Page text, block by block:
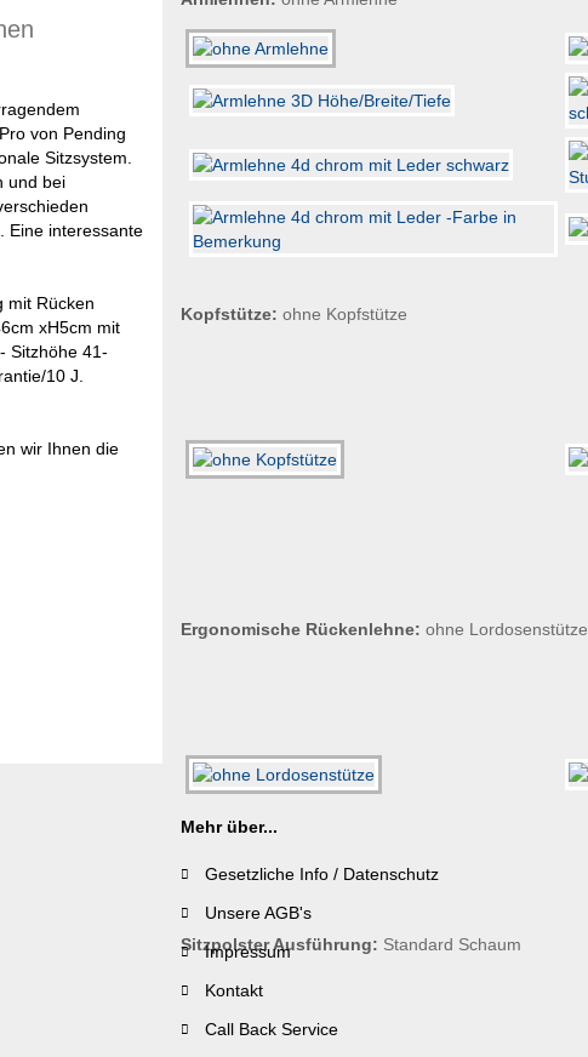
Kopfstütze: ohne Kopfstütze
Ergonomische Rückenlehne: ohne Lordosenstütze
Sitzpolster Ausführung: Standard Schaum
von Pending
Sitzsystem.
und bei
Eine interessante
mit Rücken
xH5cm mit
Sitzhöhe 41-
10 J.
wir Ihnen die
Mehr über...
Gesetzliche Info / Datenschutz
Unsere AGB's
Impressum
Kontakt
Call Back Service